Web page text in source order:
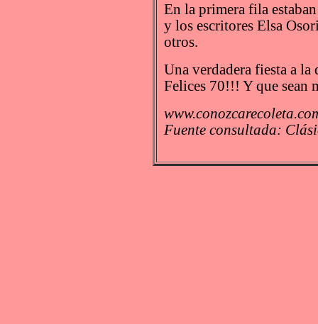
En la primera fila
y los escritores Elsa
otros.
Una verdadera fiesta a la
Felices 70!!! Y que sean
Fuente consultada: